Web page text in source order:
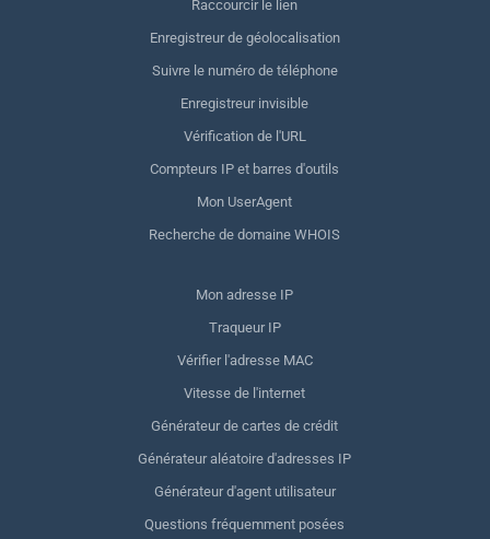
Raccourcir le lien
Enregistreur de géolocalisation
Suivre le numéro de téléphone
Enregistreur invisible
Vérification de l'URL
Compteurs IP et barres d'outils
Mon UserAgent
Recherche de domaine WHOIS
Mon adresse IP
Traqueur IP
Vérifier l'adresse MAC
Vitesse de l'internet
Générateur de cartes de crédit
Générateur aléatoire d'adresses IP
Générateur d'agent utilisateur
Questions fréquemment posées